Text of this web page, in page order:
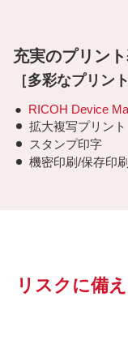
充実のプリン
［多彩なプリン
● RICOH Device
拡大複写プリント
スタンプ印字
機密印刷/保存印刷
リスクに備